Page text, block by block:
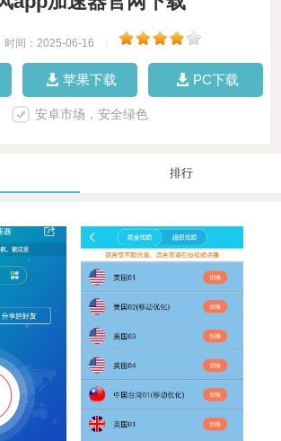
时间：2025-06-16
苹果下载 PC下载
安卓市场，安全绿色
排行